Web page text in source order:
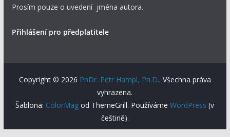
Prosím pouze o uvedení jména autora.
Přihlášení pro předplatitele
Copyright © 2026 PhDr. Petr Hampl, Ph.D.. Všechna práva
vyhrazena.
Šablona: ColorMag od ThemeGrill. PoužívámeWordPress (v
češtině).